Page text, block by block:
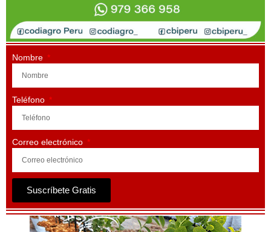
Nombre
Teléfono
Correo electrónico
Suscríbete Gratis